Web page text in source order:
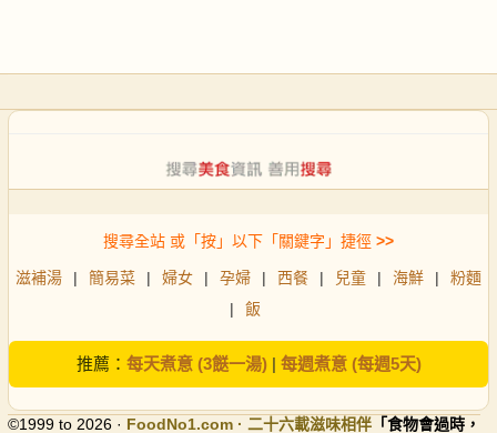
搜尋全站 或「按」以下「關鍵字」捷徑 >>
滋補湯 | 簡易菜 | 婦女 | 孕婦 | 西餐 | 兒童 | 海鮮 |
粉麵
|
飯
推薦： 每天煮意 (3餸一湯)| 每週煮意 (每週5天)
©1999 to 2026 · FoodNo1.com · 二十六載滋味相伴 「食物會過時，